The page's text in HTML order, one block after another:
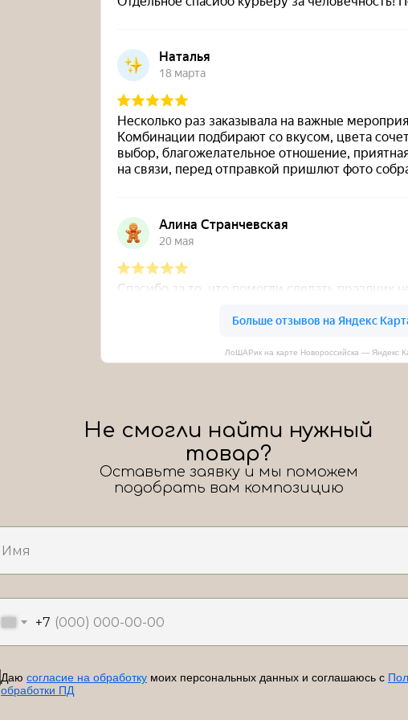
ЛоШАРик на карте Новороссийска — Яндекс
+7
Даю согласие на обработку моих персональных данных и соглашаюсь с
обработки ПД
Не смогли найти нужный
товар?
Оставьте заявку и мы поможем
подобрать вам композицию